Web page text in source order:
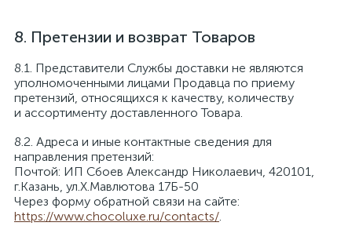
Претензии и возврат Товаров
Представители Службы доставки не являются
уполномоченными лицами Продавца по приему
претензий, относящихся к качеству, количеству
и ассортименту доставленного Товара.
Адреса и иные контактные сведения для
направления претензий:
Почтой: ИП Сбоев Александр Николаевич, 420101,
г.Казань, ул.Х.Мавлютова 17Б-50
Через форму обратной связи на сайте:
https://www.chocoluxe.ru/contacts/.